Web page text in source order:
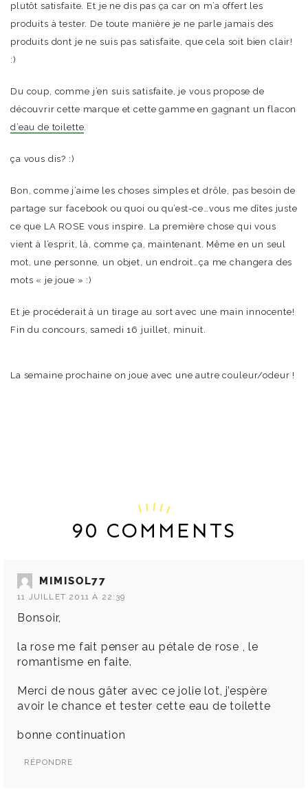
plutôt satisfaite. Et je ne dis pas ça car on m’a offert les
produits à tester. De toute manière je ne parle jamais des
produits dont je ne suis pas satisfaite, que cela soit bien clair!
:)
Du coup, comme j’en suis satisfaite, je vous propose de
découvrir cette marque et cette gamme en gagnant un flacon
d’eau de toilette.
ça vous dis? :)
Bon, comme j’aime les choses simples et drôle, pas besoin de
partage sur facebook ou quoi ou qu’est-ce…vous me dîtes juste
ce que LA ROSE vous inspire. La première chose qui vous
vient à l’esprit, là, comme ça, maintenant. Même en un seul
mot, une personne, un objet, un endroit…ça me changera des
mots « je joue » :)
Et je procéderait à un tirage au sort avec une main innocente!
Fin du concours, samedi 16 juillet, minuit.
La semaine prochaine on joue avec une autre couleur/odeur !
90 COMMENTS
MIMISOL77
11 JUILLET 2011 À 22:39
Bonsoir,
la rose me fait penser au pétale de rose , le
romantisme en faite.
Merci de nous gâter avec ce jolie lot, j’espère
avoir le chance et tester cette eau de toilette
bonne continuation
RÉPONDRE